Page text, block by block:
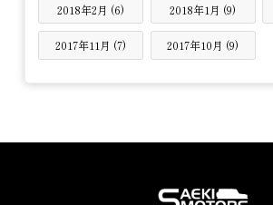
2018年2月 (6) 2018年1月 (9)
2017年11月 (7) 2017年10月 (9)